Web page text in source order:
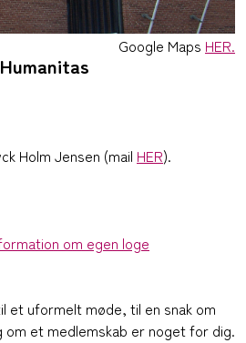
Google Maps HER.
Holm Jensen (mail HER).
om egen loge
et uformelt møde, til en snak om
om et medlemskab er noget for dig.